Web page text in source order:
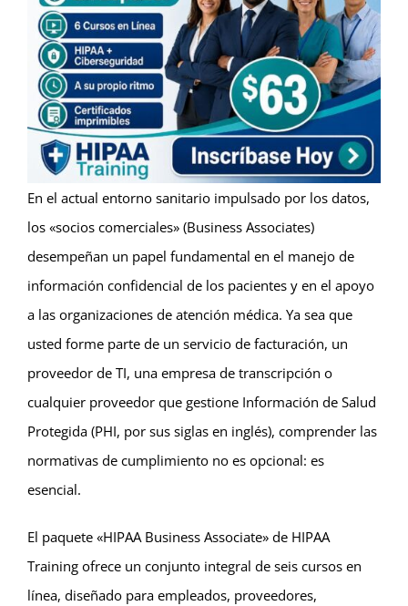
En el actual entorno sanitario impulsado por los datos,
los «socios comerciales» (Business Associates)
desempeñan un papel fundamental en el manejo de
información confidencial de los pacientes y en el apoyo
a las organizaciones de atención médica. Ya sea que
usted forme parte de un servicio de facturación, un
proveedor de TI, una empresa de transcripción o
cualquier proveedor que gestione Información de Salud
Protegida (PHI, por sus siglas en inglés), comprender las
normativas de cumplimiento no es opcional: es
esencial.
El paquete «HIPAA Business Associate» de HIPAA
Training ofrece un conjunto integral de seis cursos en
línea, diseñado para empleados, proveedores,